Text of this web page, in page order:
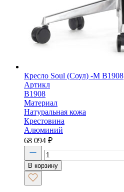
Кресло Soul (Соул) -M B1908
Артикл
B1908
Материал
Натуральная кожа
Крестовина
Алюминий
68 094 ₽
В корзину